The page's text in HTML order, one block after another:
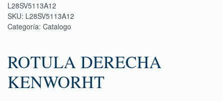
L28SV5113A12
SKU: L28SV5113A12
Categoría: Catalogo
ROTULA DERECHA
KENWORHT